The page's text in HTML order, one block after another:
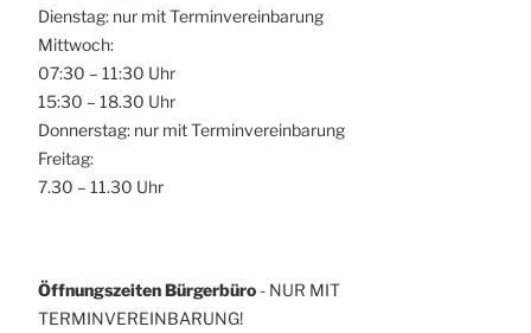
Dienstag: nur mit Terminvereinbarung
Mittwoch:
07:30 – 11:30 Uhr
15:30 – 18.30 Uhr
Donnerstag: nur mit Terminvereinbarung
Freitag:
7.30 – 11.30 Uhr
Öffnungszeiten Bürgerbüro - NUR MIT
TERMINVEREINBARUNG!